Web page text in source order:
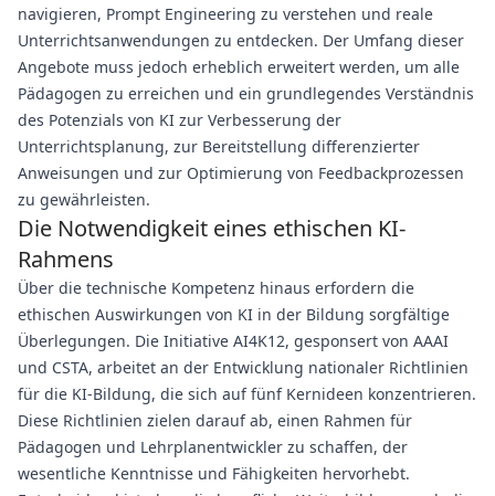
navigieren, Prompt Engineering zu verstehen und reale
Unterrichtsanwendungen zu entdecken. Der Umfang dieser
Angebote muss jedoch erheblich erweitert werden, um alle
Pädagogen zu erreichen und ein grundlegendes Verständnis
des Potenzials von KI zur Verbesserung der
Unterrichtsplanung, zur Bereitstellung differenzierter
Anweisungen und zur Optimierung von Feedbackprozessen
zu gewährleisten.
Die Notwendigkeit eines ethischen KI-
Rahmens
Über die technische Kompetenz hinaus erfordern die
ethischen Auswirkungen von KI in der Bildung sorgfältige
Überlegungen. Die Initiative AI4K12, gesponsert von AAAI
und CSTA, arbeitet an der Entwicklung nationaler Richtlinien
für die KI-Bildung, die sich auf fünf Kernideen konzentrieren.
Diese Richtlinien zielen darauf ab, einen Rahmen für
Pädagogen und Lehrplanentwickler zu schaffen, der
wesentliche Kenntnisse und Fähigkeiten hervorhebt.